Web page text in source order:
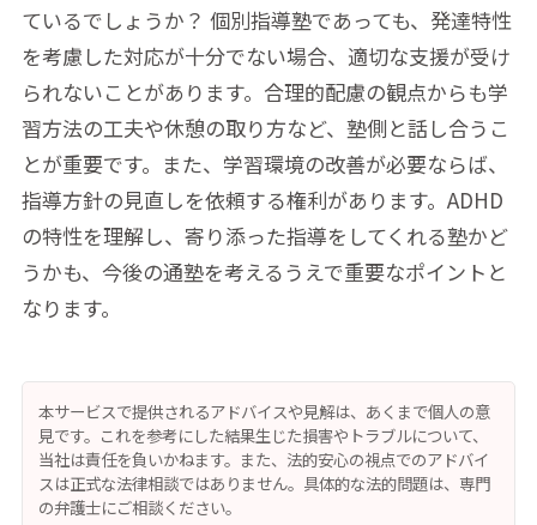
ているでしょうか？ 個別指導塾であっても、発達特性
を考慮した対応が十分でない場合、適切な支援が受け
られないことがあります。合理的配慮の観点からも学
習方法の工夫や休憩の取り方など、塾側と話し合うこ
とが重要です。また、学習環境の改善が必要ならば、
指導方針の見直しを依頼する権利があります。ADHD
の特性を理解し、寄り添った指導をしてくれる塾かど
うかも、今後の通塾を考えるうえで重要なポイントと
なります。
本サービスで提供されるアドバイスや見解は、あくまで個人の意
見です。これを参考にした結果生じた損害やトラブルについて、
当社は責任を負いかねます。また、法的安心の視点でのアドバイ
スは正式な法律相談ではありません。具体的な法的問題は、専門
の弁護士にご相談ください。